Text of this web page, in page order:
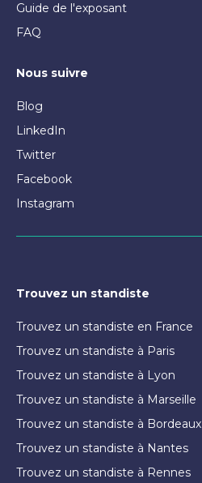
Guide de l'exposant
FAQ
Nous suivre
Blog
LinkedIn
Twitter
Facebook
Instagram
Trouvez un standiste
Trouvez un standiste en France
Trouvez un standiste à Paris
Trouvez un standiste à Lyon
Trouvez un standiste à Marseille
Trouvez un standiste à Bordeaux
Trouvez un standiste à Nantes
Trouvez un standiste à Rennes